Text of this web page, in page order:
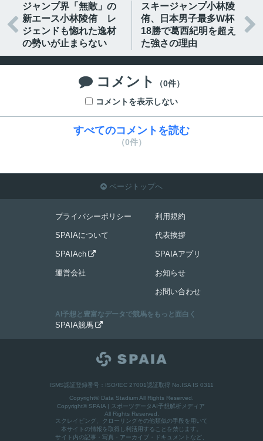

ジャンプ界「無敵」の
新エース小林陵侑 レ
ジェンドも惚れた逸材
の勢いが止まらない
スキージャンプ小林陵
侑、日本男子最多W杯
18勝で葛西紀明を超え
た強さの理由

 コメント
（0件）
コメントを表示しない
すべてのコメントを読む
（0件）
 ページトップへ
プライバシーポリシー
SPAIAについて
SPAIAch 
運営会社
利用規約
代表挨拶
SPAIAアプリ
お知らせ
お問い合わせ
AI予想と豊富なデータで競馬をもっと面白く
SPAIA競馬 
ISMS認証登録番号：ISO/IEC 27001認証取得 No.ISA IS 0311
Copyright© Data Stadium All Rights Reserved.
Copyright© SPAIA | スポーツデータAI予想解析メディア
All Rights Reserved.
スクレイピング、クローリングその他類似の手段を用いて
本サイトの情報を取得し利活用することを禁じます。
サイト内の記事・写真・アーカイブ・ドキュメントなど、